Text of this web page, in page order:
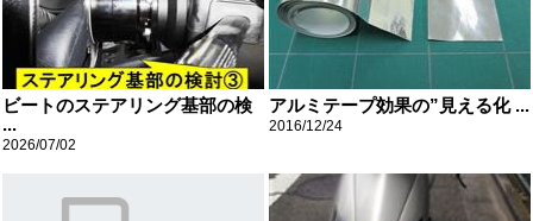
ビートのステアリング基部の検
...
2026/07/02
アルミテープ効果の”見える化 ...
2016/12/24